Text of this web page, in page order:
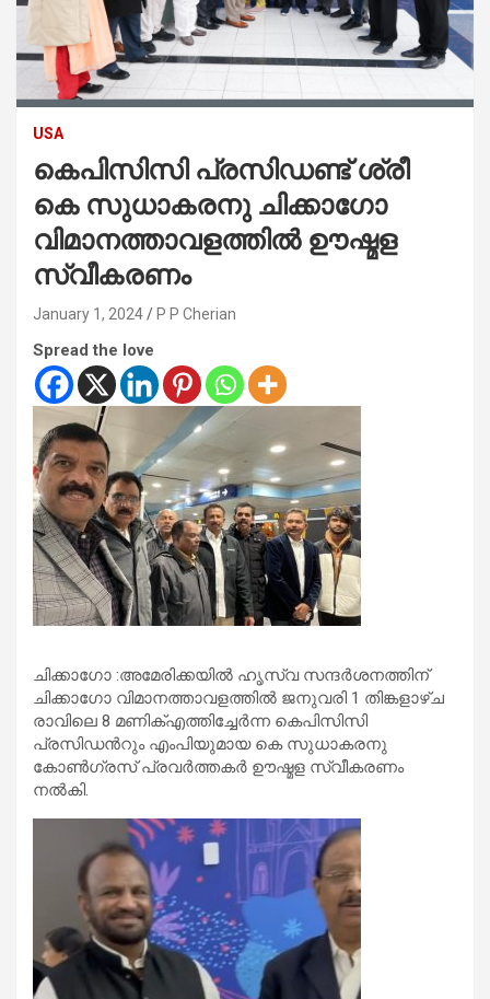
USA
കെപിസിസി പ്രസിഡണ്ട് ശ്രീ
കെ സുധാകരനു ചിക്കാഗോ
വിമാനത്താവളത്തിൽ ഊഷ്മള
സ്വീകരണം
January 1, 2024 P P Cherian
Spread the love
ചിക്കാഗോ :അമേരിക്കയിൽ ഹൃസ്വ സന്ദർശനത്തിന്
ചിക്കാഗോ വിമാനത്താവളത്തിൽ ജനുവരി 1 തിങ്കളാഴ്ച
രാവിലെ 8 മണിക്എത്തിച്ചേർന്ന കെപിസിസി
പ്രസിഡൻറും എംപിയുമായ കെ സുധാകരനു
കോൺഗ്രസ് പ്രവർത്തകർ ഊഷ്മള സ്വീകരണം
നൽകി.